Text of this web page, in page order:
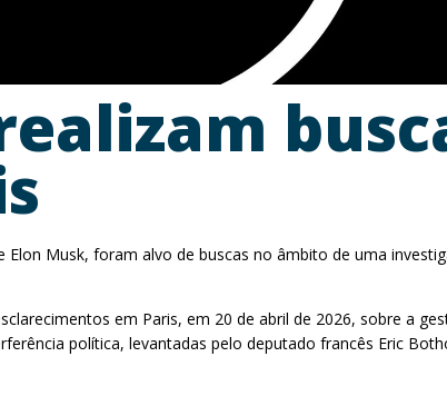
Musk, foram alvo de buscas no âmbito de uma
em Paris, em 20 de abril de 2026, sobre a
política, levantadas pelo deputado francês Eric